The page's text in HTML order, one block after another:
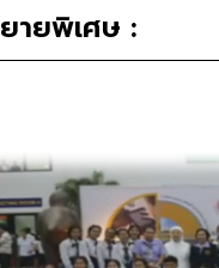
ายพิเศษ :